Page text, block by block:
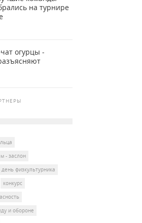
на турнире
огурцы -
- заслон
день физкультурника
конкурс
и обороне